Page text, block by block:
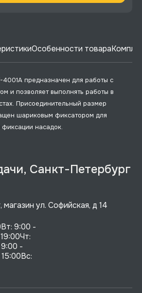
Особенности товара
предназначен для работы с
и позволяет выполнять работы в
Присоединительный размер
шариковым фиксатором для
насадок.
Санкт-Петербург
ул. Софийская, д 14
9:00 -
-